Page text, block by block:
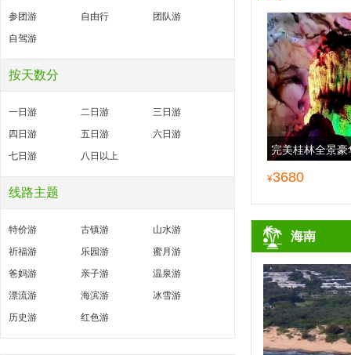
参团游 自由行
团队游
自驾游
按天数分
一日游 二日游
三日游
四日游
五日游
六日游
七日游
八日以上
线路主题
特价游 古镇游
山水游
祈福游
乐园游
蜜月游
爸妈游
亲子游
温泉游
漂流游
海滨游
冰雪游
历史游
红色游
完美桂林全景
¥3680
海南